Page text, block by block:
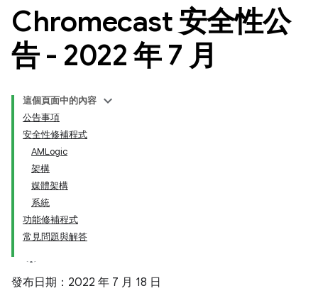
Chromecast 安全性公
告 - 2022 年 7 月
這個頁面中的內容
公告事項
安全性修補程式
AMLogic
架構
媒體架構
系統
功能修補程式
常見問題與解答
發布日期：2022 年 7 月 18 日